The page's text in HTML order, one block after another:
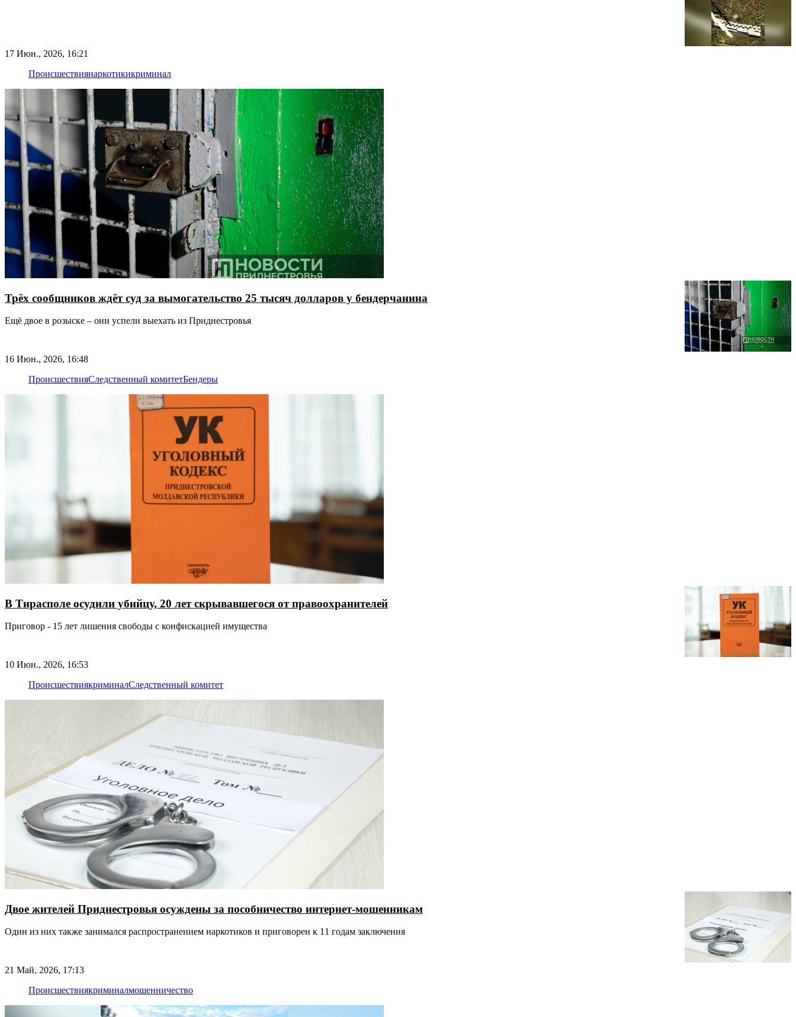
17 Июн., 2026, 16:21
Происшествиянаркотикикриминал
Трёх сообщников ждёт суд за вымогательство 25 тысяч долларов у бендерчанина
Ещё двое в розыске – они успели выехать из Приднестровья
16 Июн., 2026, 16:48
ПроисшествияСледственный комитетБендеры
В Тирасполе осудили убийцу, 20 лет скрывавшегося от правоохранителей
Приговор - 15 лет лишения свободы с конфискацией имущества
10 Июн., 2026, 16:53
ПроисшествиякриминалСледственный комитет
Двое жителей Приднестровья осуждены за пособничество интернет-мошенникам
Один из них также занимался распространением наркотиков и приговорен к 11 годам заключения
21 Май, 2026, 17:13
Происшествиякриминалмошенничество